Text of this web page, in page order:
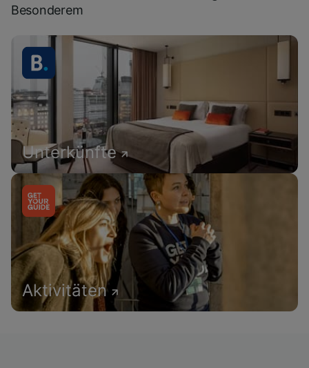
Besonderem
Unterkünfte
Aktivitäten